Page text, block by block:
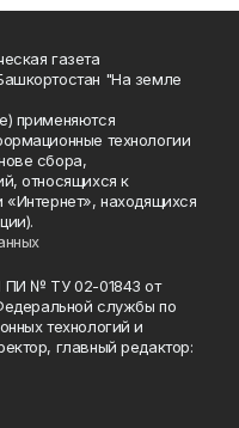
газета
"На земле
применяются
технологии
сбора,
относящихся к
находящихся
ПИ № ТУ 02-01843 от
службы по
технологий и
главный редактор: